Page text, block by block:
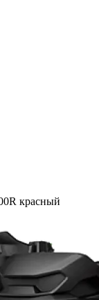
красный